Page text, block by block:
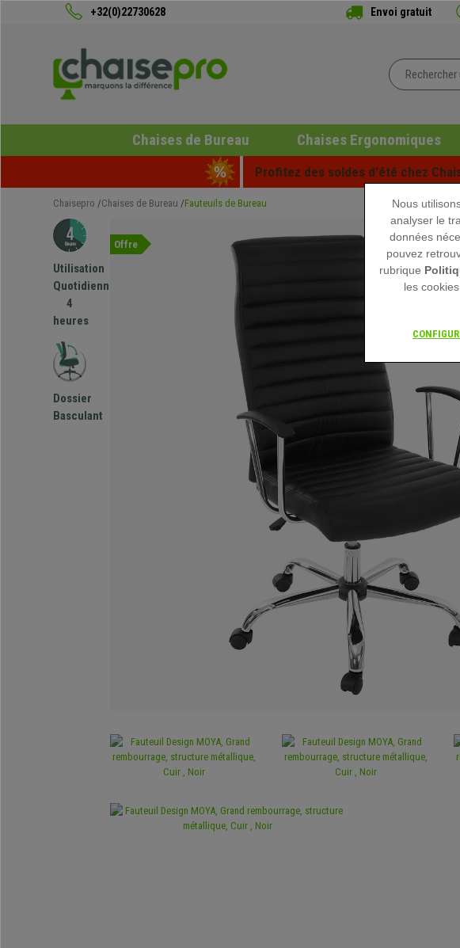
+32(0)22730628 Envoi gratuit
Chaises de Bureau Chaises Ergonomiques
Profitez des soldes d'été chez
Chaisepro Chaises de Bureau Fauteuils de Bureau
Utilisation
Quotidienne
4
heures
Dossier
Basculant
Offre
Nous
analyser le
données
pouvez
rubrique
les